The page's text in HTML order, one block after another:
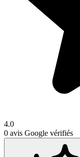
4.0
0 avis Google vérifiés